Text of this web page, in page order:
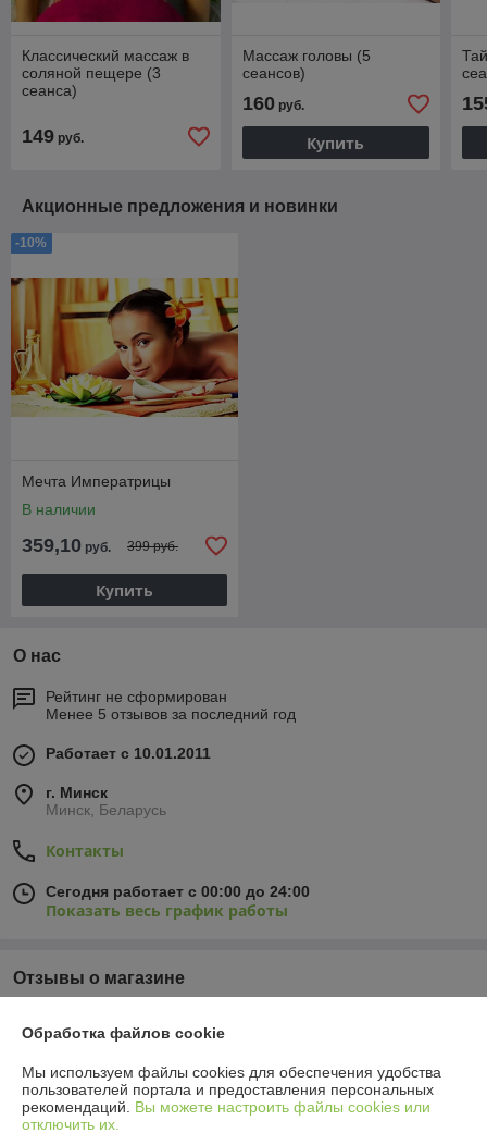
Классический массаж в
соляной пещере (3
сеанса)
149 руб.
Массаж головы (5
сеансов)
160руб.
Купить
Акционные предложения и новинки
-10%
Мечта Императрицы
В наличии
359,10 руб. 399 руб.
Купить
О нас
Рейтинг не сформирован
Менее 5 отзывов за последний год
Работает с 10.01.2011
г. Минск
Минск, Беларусь
Контакты
Сегодня работает с 00:00 до 24:00
Показать весь график работы
Отзывы о магазине
09.03.2026
Юрий
Отлично
Обработка файлов cookie
Мы используем файлы cookies для обеспечения удобства
пользователей портала и предоставления персональных
рекомендаций. Вы можете настроить файлы cookies или
отключить их.